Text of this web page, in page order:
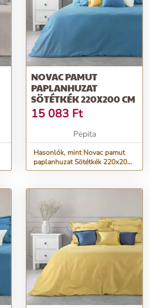
NOVAC PAMUT
PAPLANHUZAT
SÖTÉTKÉK 220X200 CM
15 083 Ft
Pepita
Hasonlók, mint Novac pamut
paplanhuzat Sötétkék 220x200
cm